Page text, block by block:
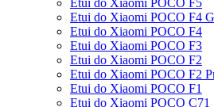
Etui do Xiaomi POCO F5
Etui do Xiaomi POCO F4
Etui do Xiaomi POCO F4
Etui do Xiaomi POCO F3
Etui do Xiaomi POCO F2
Etui do Xiaomi POCO F2
Etui do Xiaomi POCO F1
Etui do Xiaomi POCO C71